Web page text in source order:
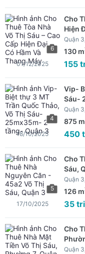
6
Cho
Hiện
Quận
130 m
155
01/12/2025
4
Vip-
Sáu-
Quận
875 m
450
18/10/2025
5
Cho
Sáu,
Quận
126 m
35
17/10/2025
Cho
Quận